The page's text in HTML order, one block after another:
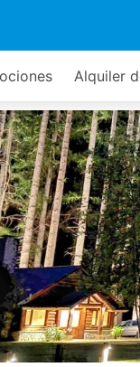
Alquiler